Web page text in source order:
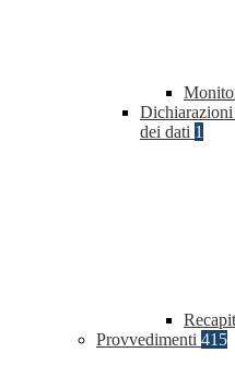
dei dati 1
Provvedimenti 415